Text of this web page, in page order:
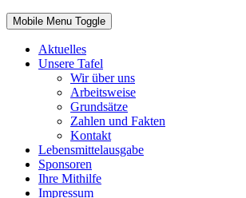
Mobile Menu Toggle
Aktuelles
Unsere Tafel
Wir über uns
Arbeitsweise
Grundsätze
Zahlen und Fakten
Kontakt
Lebensmittelausgabe
Sponsoren
Ihre Mithilfe
Impressum